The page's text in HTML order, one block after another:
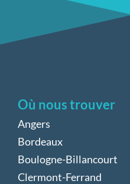
Où nous trouver
Angers
Bordeaux
Boulogne-Billancourt
Clermont-Ferrand